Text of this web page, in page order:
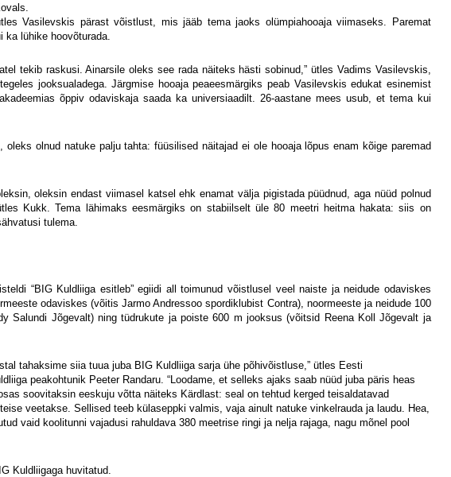
Vasilevskis pärast võistlust, mis jääb tema jaoks olümpiahooaja viimaseks. Paremat
lühike hoovõturada.
tekib raskusi. Ainarsile oleks see rada näiteks hästi sobinud,” ütles Vadims Vasilevskis,
jooksualadega. Järgmise hooaja peaeesmärgiks peab Vasilevskis edukat esinemist
õppiv odaviskaja saada ka universiaadilt. 26-aastane mees usub, et tema kui
olnud natuke palju tahta: füüsilised näitajad ei ole hooaja lõpus enam kõige paremad
oleksin endast viimasel katsel ehk enamat välja pigistada püüdnud, aga nüüd polnud
Kukk. Tema lähimaks eesmärgiks on stabiilselt üle 80 meetri heitma hakata: siis on
tulema.
“BIG Kuldliiga esitleb” egiidi all toimunud võistlusel veel naiste ja neidude odaviskes
odaviskes (võitis Jarmo Andressoo spordiklubist Contra), noormeeste ja neidude 100
Salundi Jõgevalt) ning tüdrukute ja poiste 600 m jooksus (võitsid Reena Koll Jõgevalt ja
tahaksime siia tuua juba BIG Kuldliiga sarja ühe põhivõistluse,” ütles Eesti
peakohtunik Peeter Randaru. “Loodame, et selleks ajaks saab nüüd juba päris heas
soovitaksin eeskuju võtta näiteks Kärdlast: seal on tehtud kerged teisaldatavad
veetakse. Sellised teeb külaseppki valmis, vaja ainult natuke vinkelrauda ja laudu. Hea,
vaid koolitunni vajadusi rahuldava 380 meetrise ringi ja nelja rajaga, nagu mõnel pool
Kuldliigaga huvitatud.